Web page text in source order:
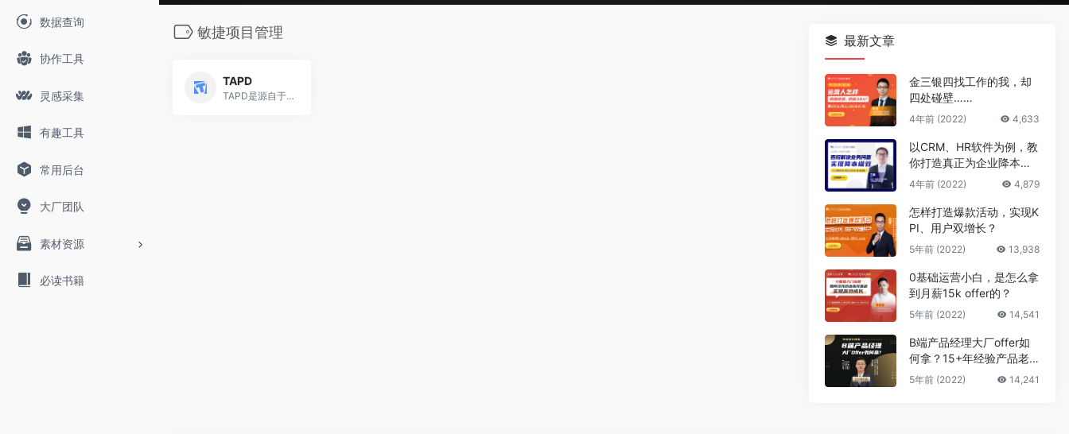
数据查询
协作工具
灵感采集
有趣工具
常用后台
大厂团队
素材资源
必读书籍
敏捷项目管理
TAPD
TAPD是源自于腾讯的敏捷产品研发协作平台，提供贯穿敏捷开发生命周期的一站式服务。覆盖从产品概念形成、产品规划、需求分析、项目规划和跟踪、质量测试到构建发布、用户反馈跟踪的产品研发全过程，提供了灵活的可定制化应用和强大的集成能力，帮助研发团队有效地管理需求、资源、进度和质量，规范和改进产品研发过程，提高研发效率和产品质量。
最新文章
金三银四找工作的我，却
四处碰壁……
4年前 (2022) 4,633
以CRM、HR软件为例，教
你打造真正为企业降本增
效的B端产品
4年前 (2022) 4,879
怎样打造爆款活动，实现K
PI、用户双增长？
5年前 (2022) 13,938
0基础运营小白，是怎么拿
到月薪15k offer的？
5年前 (2022) 14,541
B端产品经理大厂offer如
何拿？15+年经验产品老
司机告诉你答案
5年前 (2022) 14,241